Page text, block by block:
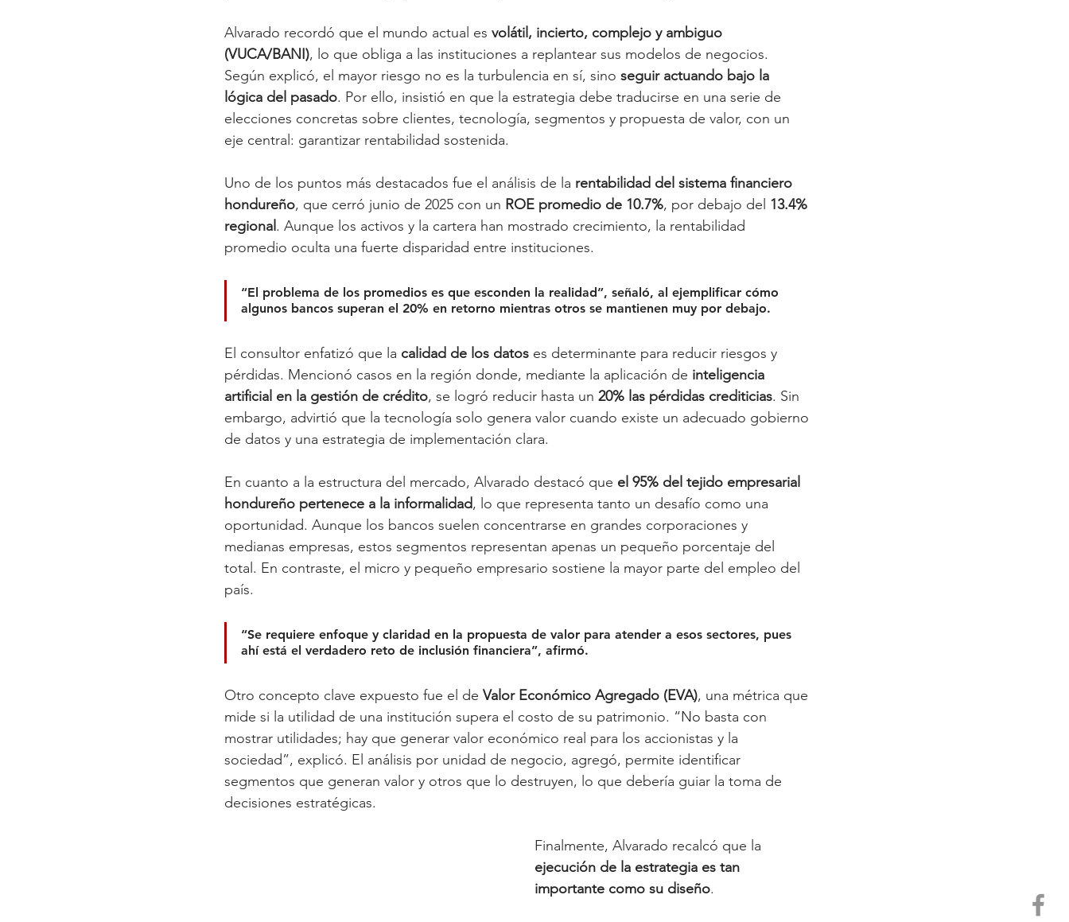
Alvarado recordó que el mundo actual es volátil, incierto, complejo y ambiguo
(VUCA/BANI), lo que obliga a las instituciones a replantear sus modelos de negocios.
Según explicó, el mayor riesgo no es la turbulencia en sí, sino seguir actuando bajo la
lógica del pasado. Por ello, insistió en que la estrategia debe traducirse en una serie de
elecciones concretas sobre clientes, tecnología, segmentos y propuesta de valor, con un
eje central: garantizar rentabilidad sostenida.
Uno de los puntos más destacados fue el análisis de la rentabilidad del sistema financiero
hondureño, que cerró junio de 2025 con un ROE promedio de 10.7%, por debajo del 13.4%
regional . Aunque los activos y la cartera han mostrado crecimiento, la rentabilidad
promedio oculta una fuerte disparidad entre instituciones.
“El problema de los promedios es que esconden la realidad”, señaló, al ejemplificar cómo
algunos bancos superan el 20% en retorno mientras otros se mantienen muy por debajo.
El consultor enfatizó que la calidad de los datos es determinante para reducir riesgos y
pérdidas. Mencionó casos en la región donde, mediante la aplicación de inteligencia
artificial en la gestión de crédito, se logró reducir hasta un 20% las pérdidas crediticias. Sin
embargo, advirtió que la tecnología solo genera valor cuando existe un adecuado gobierno
de datos y una estrategia de implementación clara.
En cuanto a la estructura del mercado, Alvarado destacó que el 95% del tejido empresarial
hondureño pertenece a la informalidad, lo que representa tanto un desafío como una
oportunidad. Aunque los bancos suelen concentrarse en grandes corporaciones y
medianas empresas, estos segmentos representan apenas un pequeño porcentaje del
total. En contraste, el micro y pequeño empresario sostiene la mayor parte del empleo del
país.
“Se requiere enfoque y claridad en la propuesta de valor para atender a esos sectores, pues
ahí está el verdadero reto de inclusión financiera”, afirmó.
Otro concepto clave expuesto fue el de Valor Económico Agregado (EVA), una métrica que
mide si la utilidad de una institución supera el costo de su patrimonio. “No basta con
mostrar utilidades; hay que generar valor económico real para los accionistas y la
sociedad”, explicó. El análisis por unidad de negocio, agregó, permite identificar
segmentos que generan valor y otros que lo destruyen, lo que debería guiar la toma de
decisiones estratégicas.
Finalmente, Alvarado recalcó que la
ejecución de la estrategia es tan
importante como su diseño.